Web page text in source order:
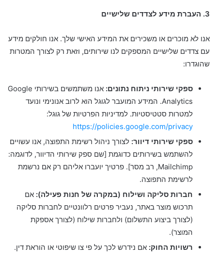
3. העברת מידע לצדדים שלישיים
אנו לא מוכרים או משכירים את המידע האישי שלך. אנו חולקים מידע
עם צדדים שלישיים המספקים לנו שירותים, וזאת רק לצורך המטרות
שהוגדרו:
ספקי שירותי ניתוח נתונים:
אנו משתמשים בשירותי Google
Analytics. המידע המועבר לגוגל הוא לרוב אנונימי ונועד
למטרות סטטיסטיות. למדיניות הפרטיות של גוגל:
https://policies.google.com/privacy
ספקי שירותי דיוור: לצורך ניהול רשימת התפוצה, אנו עשויים
להשתמש בשירותים כדוגמת [שם ספק שירותי הדיוור, לדוגמה:
Mailchimp, רב מסר]. פרטיך יועברו אליהם רק אם נרשמת
לרשימת התפוצה.
חברות סליקה ושילוח (במקרה של חנות פעילה): אם
תרכוש מוצר באתר, נעביר פרטים רלוונטיים לחברות סליקה
(לצורך ביצוע התשלום) ולחברות שילוח (לצורך אספקת
המוצר).
רשויות החוק: אם נידרש לכך על פי צו שיפוטי או הוראת דין.